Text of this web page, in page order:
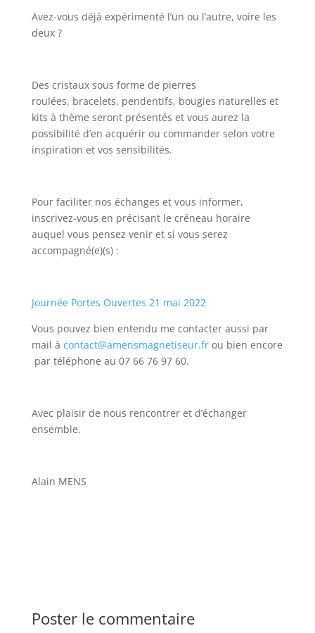
Avez-vous déjà expérimenté l’un ou l’autre, voire les
deux ?
Des cristaux sous forme de pierres
roulées, bracelets, pendentifs, bougies naturelles et
kits à thème seront présentés et vous aurez la
possibilité d’en acquérir ou commander selon votre
inspiration et vos sensibilités.
Pour faciliter nos échanges et vous informer,
inscrivez-vous en précisant le créneau horaire
auquel vous pensez venir et si vous serez
accompagné(e)(s) :
Journée Portes Ouvertes 21 mai 2022
Vous pouvez bien entendu me contacter aussi par
mail à contact@amensmagnetiseur.frou bien encore
par téléphone au 07 66 76 97 60.
Avec plaisir de nous rencontrer et d’échanger
ensemble.
Alain MENS
Poster le commentaire